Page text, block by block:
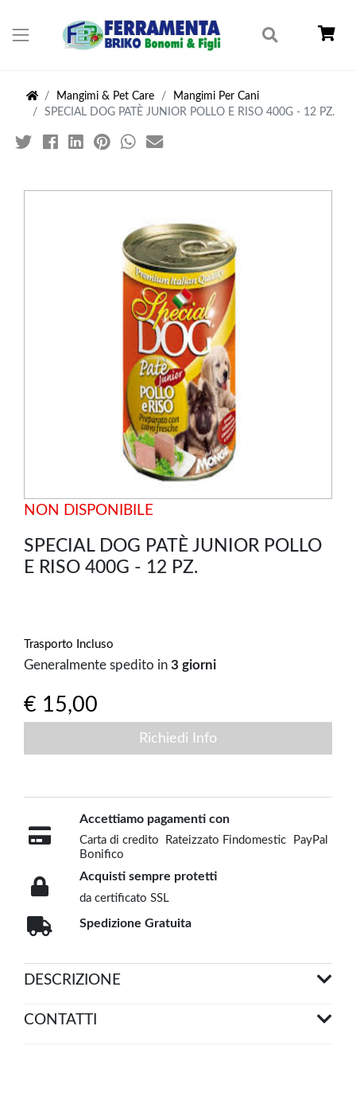
Mangimi & Pet Care
Mangimi Per Cani
SPECIAL DOG PATÈ JUNIOR POLLO E RISO 400G - 12 PZ.
NON DISPONIBILE
SPECIAL DOG PATÈ JUNIOR POLLO
E RISO 400G - 12 PZ.
Trasporto Incluso
Generalmente spedito in 3 giorni
€ 15,00
Richiedi Info
Accettiamo pagamenti con
Carta di credito Rateizzato Findomestic
PayPal
Bonifico
Acquisti sempre protetti
da certificato SSL
Spedizione Gratuita
DESCRIZIONE
CONTATTI